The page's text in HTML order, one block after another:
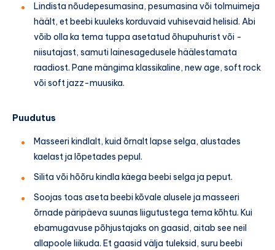
Lindista nõudepesumasina, pesumasina või tolmuimeja
häält, et beebi kuuleks korduvaid vuhisevaid helisid. Abi
võib olla ka tema tuppa asetatud õhupuhurist või -
niisutajast, samuti lainesagedusele häälestamata
raadiost. Pane mängima klassikaline, new age, soft rock
või soft jazz-muusika.
Puudutus
Masseeri kindlalt, kuid õrnalt lapse selga, alustades
kaelast ja lõpetades pepul.
Silita või hõõru kindla käega beebi selga ja peput.
Soojas toas aseta beebi kõvale alusele ja masseeri
õrnade päripäeva suunas liigutustega tema kõhtu. Kui
ebamugavuse põhjustajaks on gaasid, aitab see neil
allapoole liikuda. Et gaasid välja tuleksid, suru beebi